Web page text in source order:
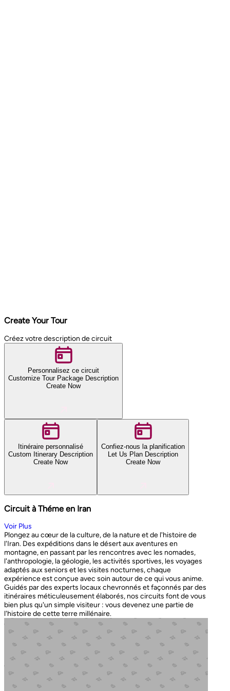
Create Your Tour
Créez votre description de circuit
Personnalisez ce circuit
Customize Tour Package Description
Create Now
Itinéraire personnalisé
Custom Itinerary Description
Create Now
Confiez-nous la planification
Let Us Plan Description
Create Now
Circuit à Théme en Iran
Voir Plus
Plongez au cœur de la culture, de la nature et de l'histoire de
l'Iran. Des expéditions dans le désert aux aventures en
montagne, en passant par les rencontres avec les nomades,
l'anthropologie, la géologie, les activités sportives, les voyages
adaptés aux seniors et les visites nocturnes, chaque
expérience est conçue avec soin autour de ce qui vous anime.
Guidés par des experts locaux chevronnés et façonnés par des
itinéraires méticuleusement élaborés, nos circuits font de vous
bien plus qu'un simple visiteur : vous devenez une partie de
l'histoire de cette terre millénaire.